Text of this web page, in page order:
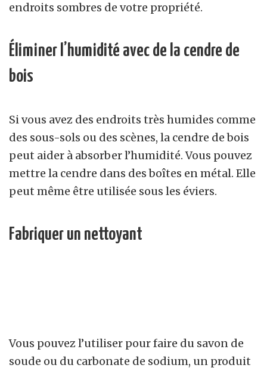
endroits sombres de votre propriété.
Éliminer l’humidité avec de la cendre de
bois
Si vous avez des endroits très humides comme
des sous-sols ou des scènes, la cendre de bois
peut aider à absorber l’humidité. Vous pouvez
mettre la cendre dans des boîtes en métal. Elle
peut même être utilisée sous les éviers.
Fabriquer un nettoyant
Vous pouvez l’utiliser pour faire du savon de
soude ou du carbonate de sodium, un produit